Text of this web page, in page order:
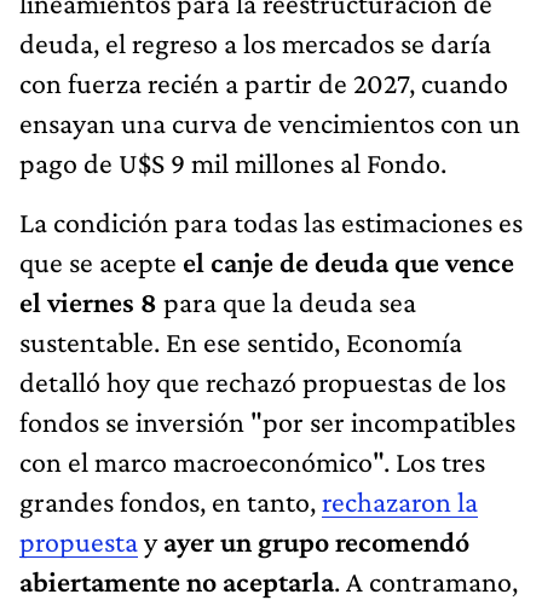
deuda, el regreso a los mercados se daría
con fuerza recién a partir de 2027, cuando
ensayan una curva de vencimientos con un
pago de U$S 9 mil millones al Fondo.
La condición para todas las estimaciones es
que se acepte el canje de deuda que vence
el viernes 8 para que la deuda sea
sustentable. En ese sentido, Economía
detalló hoy que rechazó propuestas de los
fondos se inversión "por ser incompatibles
con el marco macroeconómico". Los tres
grandes fondos, en tanto,rechazaron la
propuestayayer un grupo recomendó
abiertamente no aceptarla. A contramano,